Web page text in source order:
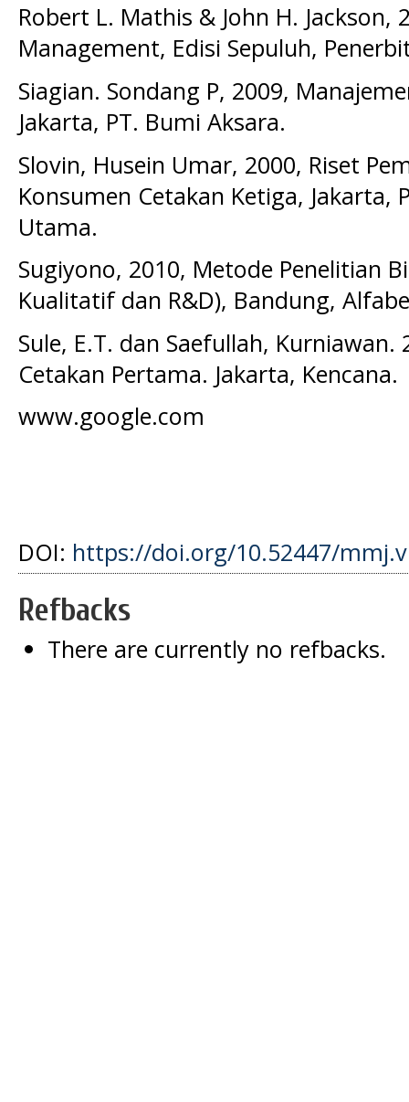
Robert L. Mathis & John H. Jackson,
Management, Edisi Sepuluh,
Siagian. Sondang P, 2009,
Jakarta, PT. Bumi Aksara.
Slovin, Husein Umar, 2000, Riset
Konsumen Cetakan Ketiga, Jakarta,
Utama.
Sugiyono, 2010, Metode Penelitian
Kualitatif dan R&D), Bandung,
Sule, E.T. dan Saefullah,
Cetakan Pertama. Jakarta, Kencana.
www.google.com
DOI: https://doi.org/10.52447/
Refbacks
There are currently no refbacks.